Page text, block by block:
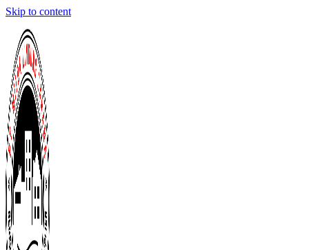
Skip to content